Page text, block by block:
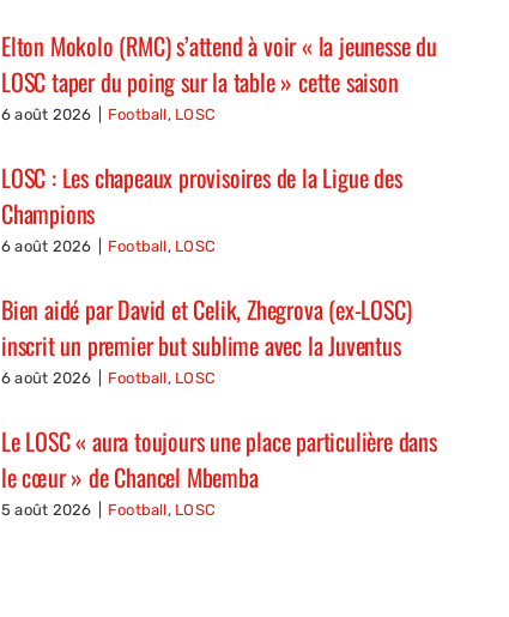
Elton Mokolo (RMC) s’attend à voir « la jeunesse du
LOSC taper du poing sur la table » cette saison
6 août 2026 Football, LOSC
LOSC : Les chapeaux provisoires de la Ligue des
Champions
6 août 2026 Football, LOSC
Bien aidé par David et Celik, Zhegrova (ex-LOSC)
inscrit un premier but sublime avec la Juventus
6 août 2026 Football, LOSC
Le LOSC « aura toujours une place particulière dans
le cœur » de Chancel Mbemba
5 août 2026 Football, LOSC